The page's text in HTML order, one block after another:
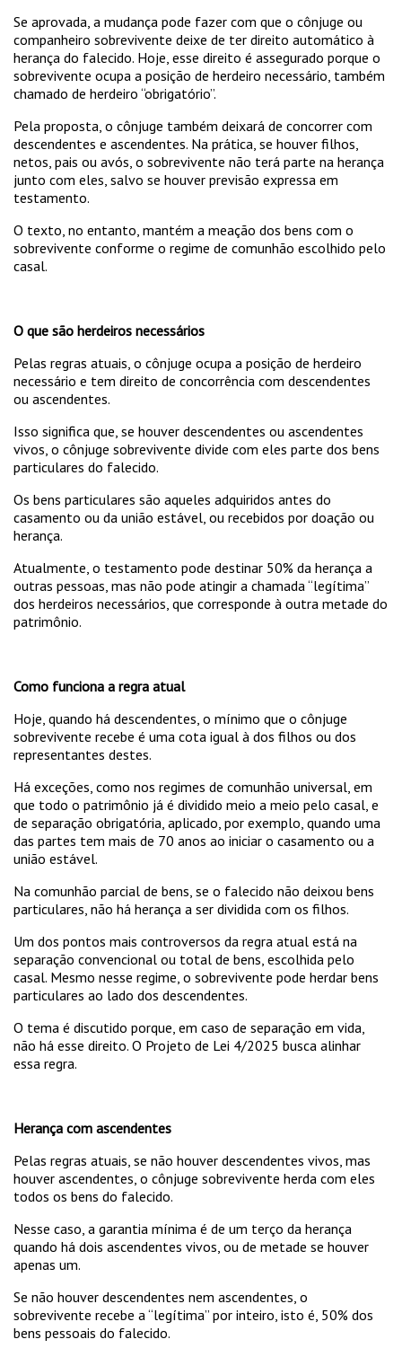
Se aprovada, a mudança pode fazer com que o cônjuge ou
companheiro sobrevivente deixe de ter direito automático à
herança do falecido. Hoje, esse direito é assegurado porque o
sobrevivente ocupa a posição de herdeiro necessário, também
chamado de herdeiro “obrigatório”.
Pela proposta, o cônjuge também deixará de concorrer com
descendentes e ascendentes. Na prática, se houver filhos,
netos, pais ou avós, o sobrevivente não terá parte na herança
junto com eles, salvo se houver previsão expressa em
testamento.
O texto, no entanto, mantém a meação dos bens com o
sobrevivente conforme o regime de comunhão escolhido pelo
casal.
O que são herdeiros necessários
Pelas regras atuais, o cônjuge ocupa a posição de herdeiro
necessário e tem direito de concorrência com descendentes
ou ascendentes.
Isso significa que, se houver descendentes ou ascendentes
vivos, o cônjuge sobrevivente divide com eles parte dos bens
particulares do falecido.
Os bens particulares são aqueles adquiridos antes do
casamento ou da união estável, ou recebidos por doação ou
herança.
Atualmente, o testamento pode destinar 50% da herança a
outras pessoas, mas não pode atingir a chamada “legítima”
dos herdeiros necessários, que corresponde à outra metade do
patrimônio.
Como funciona a regra atual
Hoje, quando há descendentes, o mínimo que o cônjuge
sobrevivente recebe é uma cota igual à dos filhos ou dos
representantes destes.
Há exceções, como nos regimes de comunhão universal, em
que todo o patrimônio já é dividido meio a meio pelo casal, e
de separação obrigatória, aplicado, por exemplo, quando uma
das partes tem mais de 70 anos ao iniciar o casamento ou a
união estável.
Na comunhão parcial de bens, se o falecido não deixou bens
particulares, não há herança a ser dividida com os filhos.
Um dos pontos mais controversos da regra atual está na
separação convencional ou total de bens, escolhida pelo
casal. Mesmo nesse regime, o sobrevivente pode herdar bens
particulares ao lado dos descendentes.
O tema é discutido porque, em caso de separação em vida,
não há esse direito. O Projeto de Lei 4/2025 busca alinhar
essa regra.
Herança com ascendentes
Pelas regras atuais, se não houver descendentes vivos, mas
houver ascendentes, o cônjuge sobrevivente herda com eles
todos os bens do falecido.
Nesse caso, a garantia mínima é de um terço da herança
quando há dois ascendentes vivos, ou de metade se houver
apenas um.
Se não houver descendentes nem ascendentes, o
sobrevivente recebe a “legítima” por inteiro, isto é, 50% dos
bens pessoais do falecido.